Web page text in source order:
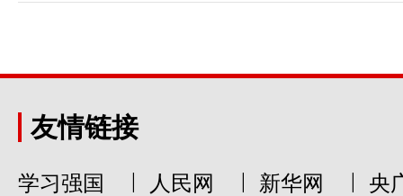
友情链接
学习强国 | 人民网 | 新华网 |
央